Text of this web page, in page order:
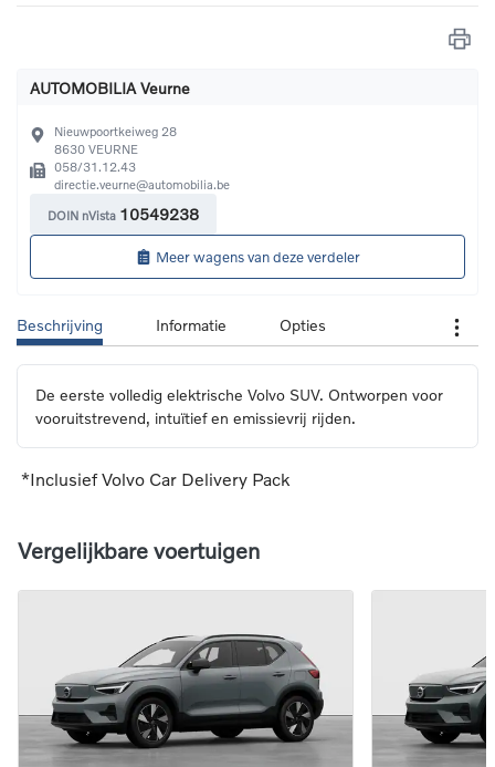
AUTOMOBILIA Veurne
Nieuwpoortkeiweg 28
8630 VEURNE
058/31.12.43
directie.veurne@automobilia.be
DOIN nVista 10549238
Meer wagens van deze verdeler
Beschrijving Informatie Opties
De eerste volledig elektrische Volvo SUV. Ontworpen voor
vooruitstrevend, intuïtief en emissievrij rijden.
*Inclusief Volvo Car Delivery Pack
Vergelijkbare voertuigen